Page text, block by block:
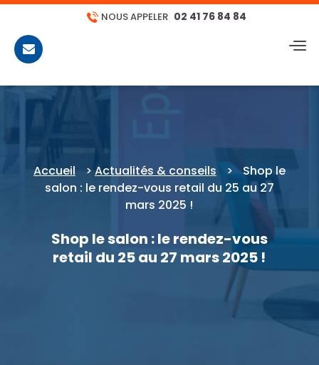
NOUS APPELER 02 41 76 84 84
CONTACT
Accueil >Actualités & conseils > Shop le
salon : le rendez-vous retail du 25 au 27
mars 2025 !
Shop le salon : le rendez-vous
retail du 25 au 27 mars 2025 !